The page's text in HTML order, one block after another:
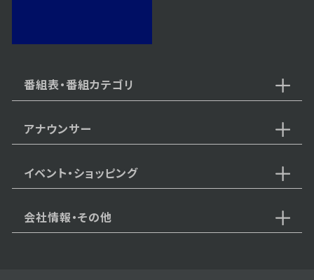
2024年01月18日 放送
番組表・番組カテゴリ
アナウンサー
イベント・ショッピング
会社情報・その他